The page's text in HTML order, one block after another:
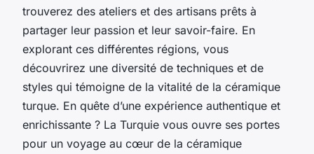
trouverez des ateliers et des artisans prêts à
partager leur passion et leur savoir-faire. En
explorant ces différentes régions, vous
découvrirez une diversité de techniques et de
styles qui témoigne de la vitalité de la céramique
turque. En quête d’une expérience authentique et
enrichissante ? La Turquie vous ouvre ses portes
pour un voyage au cœur de la céramique